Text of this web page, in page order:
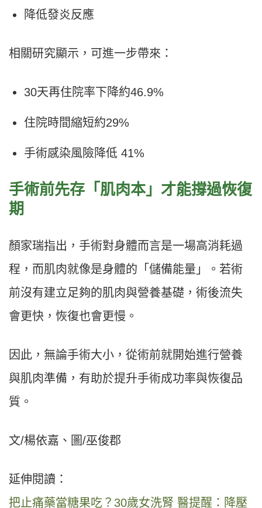
降低發炎反應
相關研究顯示，可進一步帶來：
30天再住院率下降約46.9%
住院時間縮短約29%
手術感染風險降低 41%
手術前先存「肌肉本」才能撐過恢復
期
顏家瑞指出，手術對身體而言是一場高消耗過
程，而肌肉就像是身體的「儲備能量」。若術
前沒有建立足夠的肌肉與營養基礎，術後流失
會更快，恢復也會更慢。
因此，無論手術大小，從術前就開始進行營養
與肌肉準備，有助於提升手術成功率與恢復品
質。
文/楊依嘉、圖/巫俊郡
延伸閱讀：
把止痛藥當糖果吃？30歲女洗腎 醫提醒：降壓